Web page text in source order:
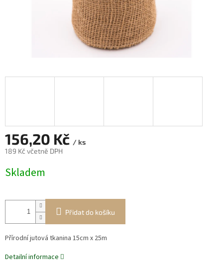
156,20 Kč / ks
189 Kč včetně DPH
cena:
Skladem
Přidat do košíku
Přírodní jutová tkanina 15cm x 25m
Detailní informace